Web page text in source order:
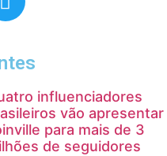
influenciadores
vão apresentar
para mais de 3
de seguidores